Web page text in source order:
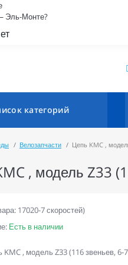
Эль-Монте?
категорий
Велозапчасти Цепь KMC ,
, модель Z33
17020-7 скоростей)
Есть в наличии